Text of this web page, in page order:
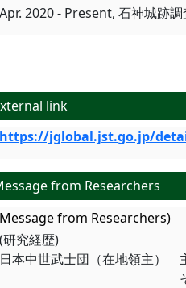
Apr. 2020 - Present, 石神城跡
link
https://jglobal.jst.go.jp/
from Researchers
from Researchers)
(研究経歴)
日本中世武士団（在地領主）
その後、常陸国を